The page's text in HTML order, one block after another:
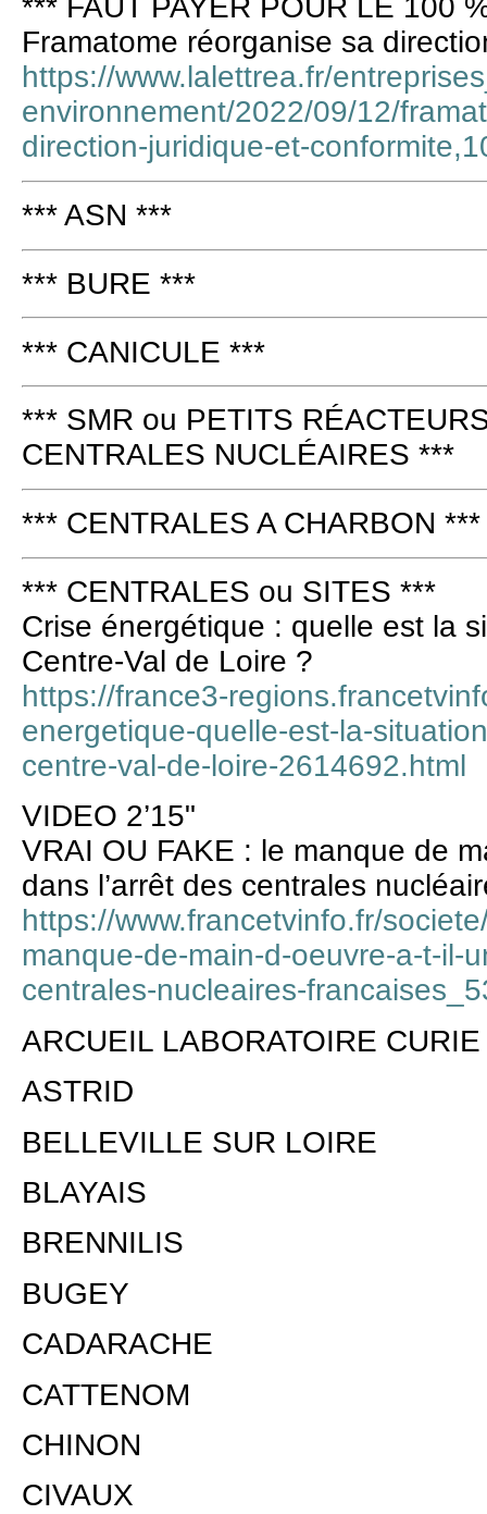
*** FAUT PAYER POUR LE 100
Framatome réorganise sa
https://www.lalettrea.fr/
environnement/2022/09/12/
direction-juridique-et-
*** ASN ***
*** BURE ***
*** CANICULE ***
*** SMR ou PETITS
CENTRALES NUCLÉAIRES ***
*** CENTRALES A CHARBON ***
*** CENTRALES ou SITES ***
Crise énergétique : quelle est la
Centre-Val de Loire ?
https://france3-
energetique-quelle-est-la-
centre-val-de-loire-2614692.html
VIDEO 2’15"
VRAI OU FAKE : le manque de
dans l’arrêt des centrales
https://www.francetvinfo.fr/
manque-de-main-d-oeuvre-a-t-il-
centrales-nucleaires-
ARCUEIL LABORATOIRE CURIE
ASTRID
BELLEVILLE SUR LOIRE
BLAYAIS
BRENNILIS
BUGEY
CADARACHE
CATTENOM
CHINON
CIVAUX